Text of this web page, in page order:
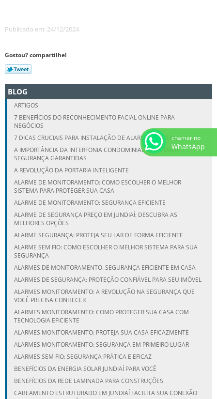
Publicado em: 24/12/2024
Gostou? compartilhe!
BLOG
ARTIGOS
7 BENEFÍCIOS DO RECONHECIMENTO FACIAL ONLINE PARA
NEGÓCIOS
7 DICAS CRUCIAIS PARA INSTALAÇÃO DE ALARME RESIDENCIAL
A IMPORTÂNCIA DA INTERFONIA CONDOMINIAL: FACILIDADE E
SEGURANÇA GARANTIDAS
A REVOLUÇÃO DA PORTARIA INTELIGENTE
ALARME DE MONITORAMENTO: COMO ESCOLHER O MELHOR
SISTEMA PARA PROTEGER SUA CASA
ALARME DE MONITORAMENTO: SEGURANÇA EFICIENTE
ALARME DE SEGURANÇA PREÇO EM JUNDIAÍ: DESCUBRA AS
MELHORES OPÇÕES
ALARME SEGURANÇA: PROTEJA SEU LAR DE FORMA EFICIENTE
ALARME SEM FIO: COMO ESCOLHER O MELHOR SISTEMA PARA SUA
SEGURANÇA
ALARMES DE MONITORAMENTO: SEGURANÇA EFICIENTE EM CASA
ALARMES DE SEGURANÇA: PROTEÇÃO CONFIÁVEL PARA SEU IMÓVEL
ALARMES MONITORAMENTO: A REVOLUÇÃO NA SEGURANÇA QUE
VOCÊ PRECISA CONHECER
ALARMES MONITORAMENTO: COMO PROTEGER SUA CASA COM
TECNOLOGIA EFICIENTE
ALARMES MONITORAMENTO: PROTEJA SUA CASA EFICAZMENTE
ALARMES MONITORAMENTO: SEGURANÇA EM PRIMEIRO LUGAR
ALARMES SEM FIO: SEGURANÇA PRÁTICA E EFICAZ
BENEFÍCIOS DA ENERGIA SOLAR JUNDIAÍ PARA VOCÊ
BENEFÍCIOS DA REDE LAMINADA PARA CONSTRUÇÕES
CABEAMENTO ESTRUTURADO EM JUNDIAÍ FACILITA SUA CONEXÃO
chamar no
WhatsApp